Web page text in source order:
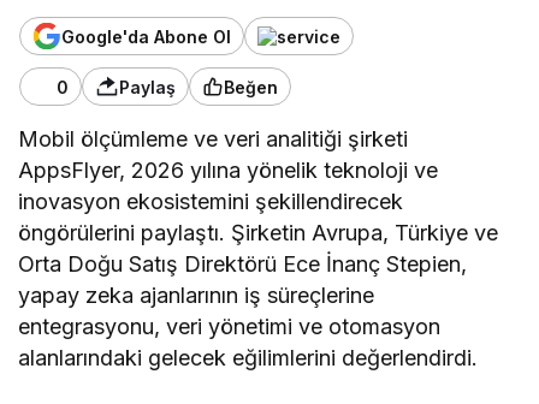
Google'da Abone Ol
0 Paylaş Beğen
Mobil ölçümleme ve veri analitiği şirketi
AppsFlyer, 2026 yılına yönelik teknoloji ve
inovasyon ekosistemini şekillendirecek
öngörülerini paylaştı. Şirketin Avrupa, Türkiye ve
Orta Doğu Satış Direktörü Ece İnanç Stepien,
yapay zeka ajanlarının iş süreçlerine
entegrasyonu, veri yönetimi ve otomasyon
alanlarındaki gelecek eğilimlerini değerlendirdi.